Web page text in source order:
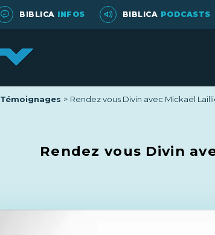
BIBLICA INFOS BIBLICA PODCASTS
Témoignages Rendez vous Divin avec Mickaël
Rendez vous Divin